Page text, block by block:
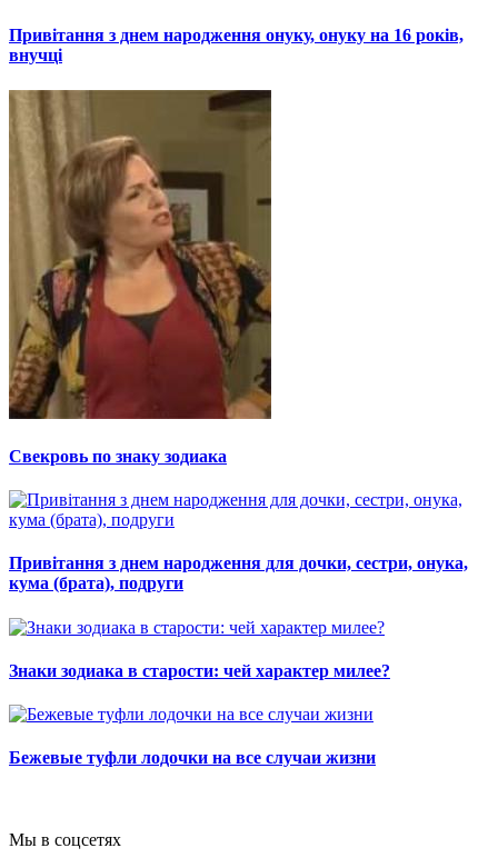
Привітання з днем народження онуку, онуку на 16 років,
внучці
Свекровь по знаку зодиака
Привітання з днем народження для дочки, сестри, онука,
кума (брата), подруги
Знаки зодиака в старости: чей характер милее?
Бежевые туфли лодочки на все случаи жизни
Мы в соцсетях